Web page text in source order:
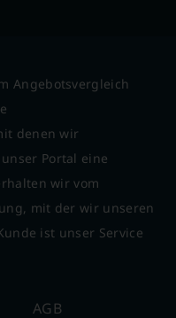
Angebotsvergleich
denen wir
Portal eine
wir vom
mit der wir unseren
ist unser Service
AGB